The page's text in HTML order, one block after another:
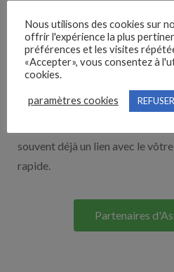
Nos solutions
Découvrez nos partenaires !
multidiffuseurs, sites payant…
souvent déjà un lien avec le
rapide.
Partenaires
Nous utilisons des cookies sur
offrir l'expérience la plus
préférences et les visites
«Accepter», vous consentez à
cookies.
paramètres cookies REFUSER